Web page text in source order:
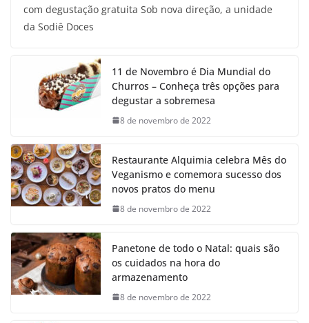
com degustação gratuita Sob nova direção, a unidade
da Sodiê Doces
11 de Novembro é Dia Mundial do
Churros – Conheça três opções para
degustar a sobremesa
8 de novembro de 2022
Restaurante Alquimia celebra Mês do
Veganismo e comemora sucesso dos
novos pratos do menu
8 de novembro de 2022
Panetone de todo o Natal: quais são
os cuidados na hora do
armazenamento
8 de novembro de 2022